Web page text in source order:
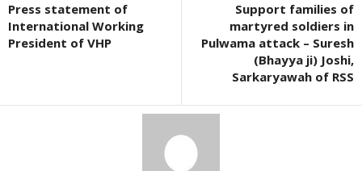
Press statement of
International Working
President of VHP
Support families of
martyred soldiers in
Pulwama attack – Suresh
(Bhayya ji) Joshi,
Sarkaryawah of RSS